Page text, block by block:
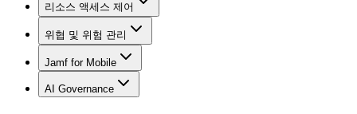
리소스 액세스 제어
위협 및 위험 관리
Jamf for Mobile
AI Governance